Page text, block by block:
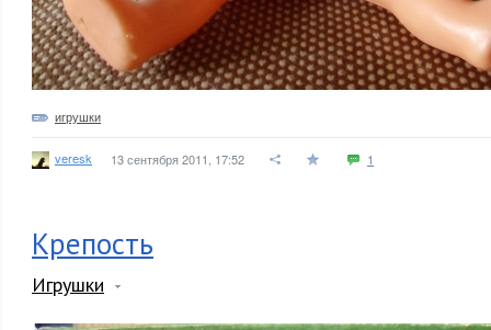
игрушки
veresk 13 сентября 2011, 17:52 1
Крепость
Игрушки